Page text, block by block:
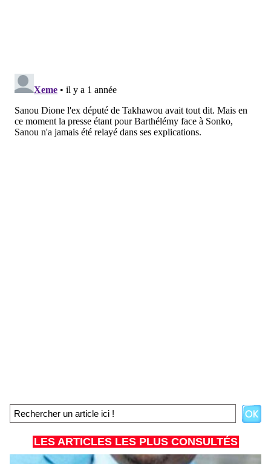
LES ARTICLES LES PLUS CONSULTÉS